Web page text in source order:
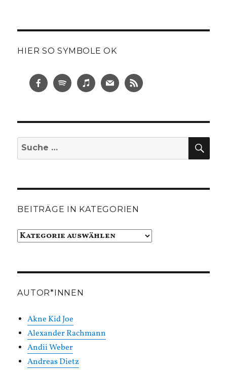
HIER SO SYMBOLE OK
Suche
nach:
BEITRÄGE IN KATEGORIEN
Beiträge
AUTOR*INNEN
Akne Kid Joe
Alexander Rachmann
Andii Weber
Andreas Dietz